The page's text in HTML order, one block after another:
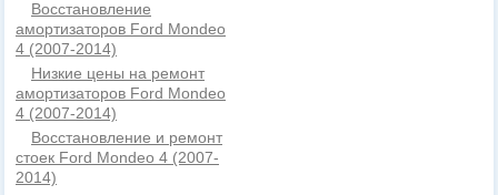
Восстановление
амортизаторов Ford Mondeo
4 (2007-2014)
Низкие цены на ремонт
амортизаторов Ford Mondeo
4 (2007-2014)
Восстановление и ремонт
стоек Ford Mondeo 4 (2007-
2014)